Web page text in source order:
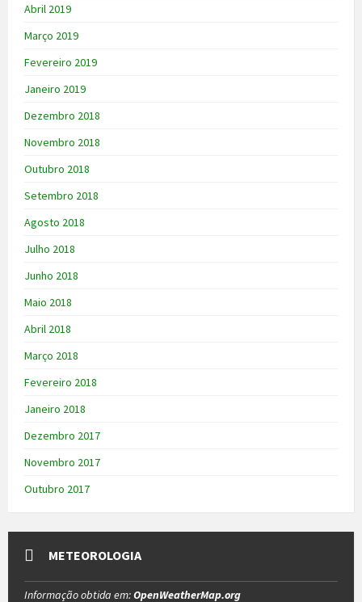
Abril 2019
Março 2019
Fevereiro 2019
Janeiro 2019
Dezembro 2018
Novembro 2018
Outubro 2018
Setembro 2018
Agosto 2018
Julho 2018
Junho 2018
Maio 2018
Abril 2018
Março 2018
Fevereiro 2018
Janeiro 2018
Dezembro 2017
Novembro 2017
Outubro 2017
METEOROLOGIA
Informação obtida em:OpenWeatherMap.org